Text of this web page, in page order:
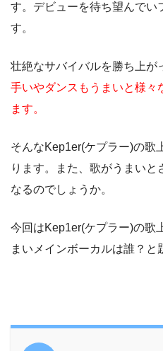
す。デビューを待ち望んでい
す。
壮絶なサバイバルを勝ち上が
手いやダンスもうまいと様々
ます。
そんなKep1er(ケプラー)の歌
ります。また、歌がうまい
なるのでしょうか。
今回はKep1er(ケプラー)の歌
まいメインボーカルは誰？と